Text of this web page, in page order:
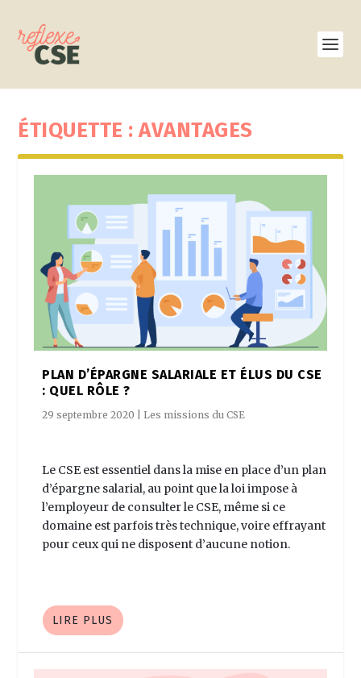
ÉTIQUETTE :AVANTAGES
PLAN D’ÉPARGNE SALARIALE ET ÉLUS DU CSE
: QUEL RÔLE ?
29 septembre 2020 Les missions du CSE
Le CSE est essentiel dans la mise en place d’un plan
d’épargne salarial, au point que la loi impose à
l’employeur de consulter le CSE, même si ce
domaine est parfois très technique, voire effrayant
pour ceux qui ne disposent d’aucune notion.
LIRE PLUS